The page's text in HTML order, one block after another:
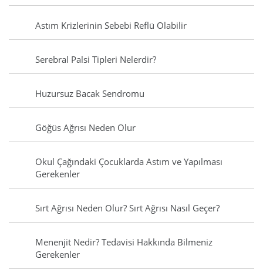
Astım Krizlerinin Sebebi Reflü Olabilir
Serebral Palsi Tipleri Nelerdir?
Huzursuz Bacak Sendromu
Göğüs Ağrısı Neden Olur
Okul Çağındaki Çocuklarda Astım ve Yapılması
Gerekenler
Sırt Ağrısı Neden Olur? Sırt Ağrısı Nasıl Geçer?
Menenjit Nedir? Tedavisi Hakkında Bilmeniz
Gerekenler